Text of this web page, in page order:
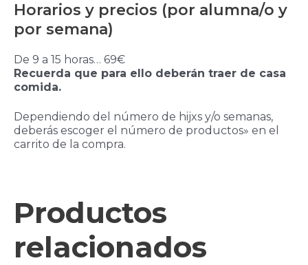
Horarios y precios (por alumna/o y
por semana)
De 9 a 15 horas… 69€
Recuerda que para ello deberán traer de casa
comida.
Dependiendo del número de hijxs y/o semanas,
deberás escoger el número de productos» en el
carrito de la compra.
Productos
relacionados